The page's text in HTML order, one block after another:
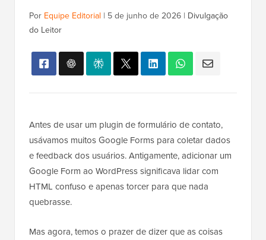
Por Equipe Editorial | 5 de junho de 2026 | Divulgação
do Leitor
Antes de usar um plugin de formulário de contato,
usávamos muitos Google Forms para coletar dados
e feedback dos usuários. Antigamente, adicionar um
Google Form ao WordPress significava lidar com
HTML confuso e apenas torcer para que nada
quebrasse.
Mas agora, temos o prazer de dizer que as coisas